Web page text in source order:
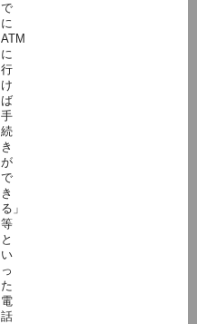
で
に
ATM
に
行
け
ば
手
続
き
が
で
き
る」
等
と
い
っ
た
電
話